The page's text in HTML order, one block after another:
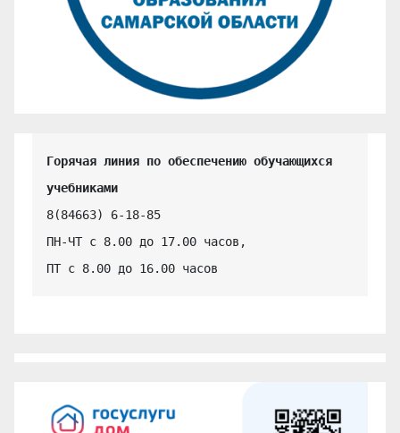
Горячая линия по обеспечению обучающихся
учебниками
8(84663) 6-18-85
ПН-ЧТ с 8.00 до 17.00 часов,
ПТ с 8.00 до 16.00 часов